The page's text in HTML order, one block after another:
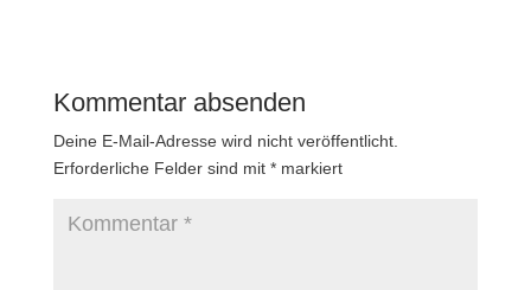
Kommentar absenden
Deine E-Mail-Adresse wird nicht veröffentlicht.
Erforderliche Felder sind mit *markiert